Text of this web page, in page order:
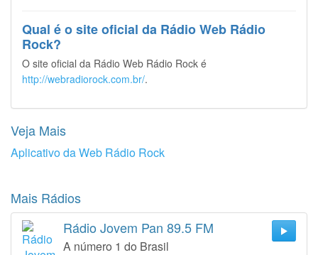
Qual é o site oficial da Rádio Web Rádio
Rock?
O site oficial da Rádio Web Rádio Rock é
http://webradiorock.com.br/.
Veja Mais
Aplicativo da Web Rádio Rock
Mais Rádios
Rádio Jovem Pan 89.5 FM
A número 1 do Brasil